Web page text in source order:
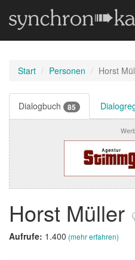
Start Personen Horst
Dialogbuch 85
Horst Müller
Aufrufe: 1.400 (mehr erfahren)